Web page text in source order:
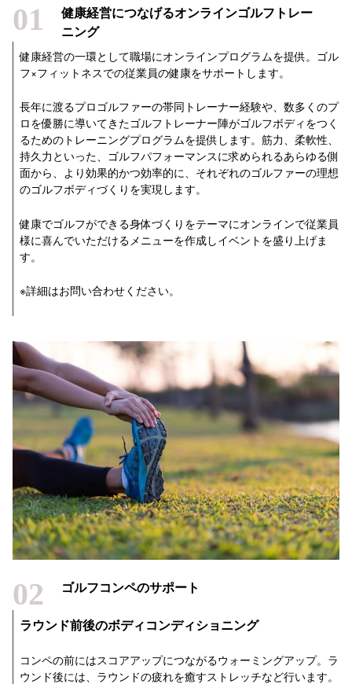
01
健康経営につなげるオンラインゴルフトレー
ニング
健康経営の一環として職場にオンラインプログラムを提供。ゴル
フ×フィットネスでの従業員の健康をサポートします。
長年に渡るプロゴルファーの帯同トレーナー経験や、数多くのプ
ロを優勝に導いてきたゴルフトレーナー陣がゴルフボディをつく
るためのトレーニングプログラムを提供します。筋力、柔軟性、
持久力といった、ゴルフパフォーマンスに求められるあらゆる側
面から、より効果的かつ効率的に、それぞれのゴルファーの理想
のゴルフボディづくりを実現します。
健康でゴルフができる身体づくりをテーマにオンラインで従業員
様に喜んでいただけるメニューを作成しイベントを盛り上げま
す。
※詳細はお問い合わせください。
02 ゴルフコンペのサポート
ラウンド前後のボディコンディショニング
コンペの前にはスコアアップにつながるウォーミングアップ。ラ
ウンド後には、ラウンドの疲れを癒すストレッチなど行います。